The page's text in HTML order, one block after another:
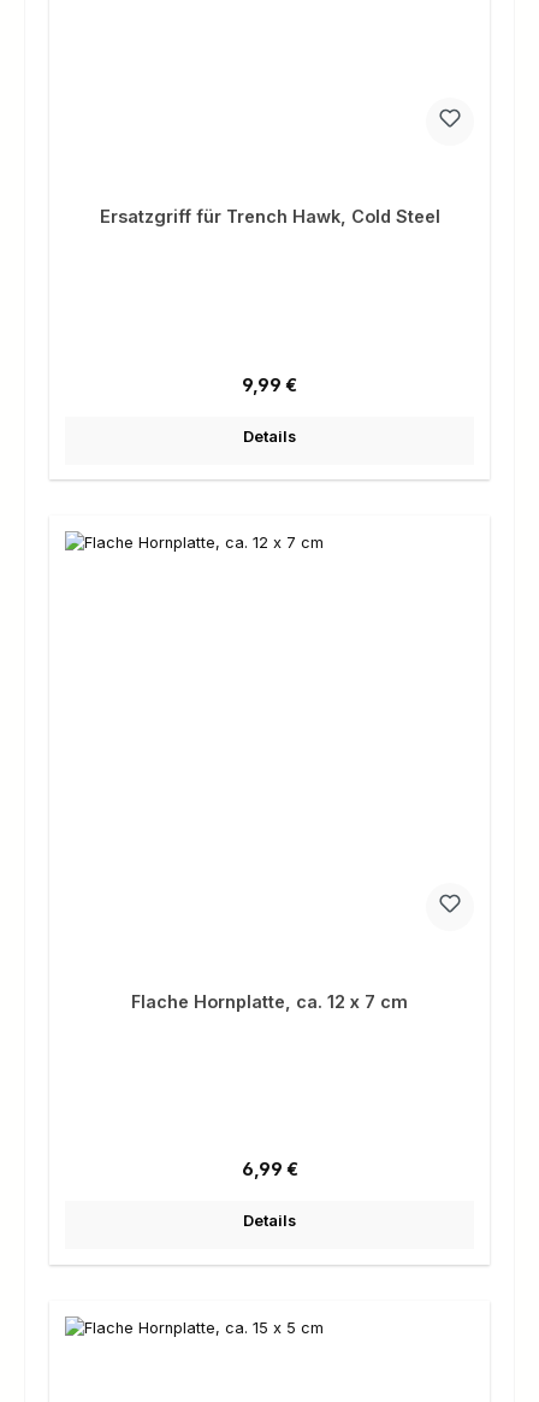
Ersatzgriff für Trench Hawk, Cold Steel
Regulärer Preis:
9,99 €
Details
Flache Hornplatte, ca. 12 x 7 cm
Regulärer Preis:
6,99 €
Details